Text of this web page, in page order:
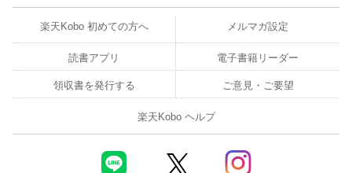
楽天Kobo 初めての方へ メルマガ設定
読書アプリ 電子書籍リーダー
領収書を発行する ご意見・ご要望
楽天Kobo ヘルプ